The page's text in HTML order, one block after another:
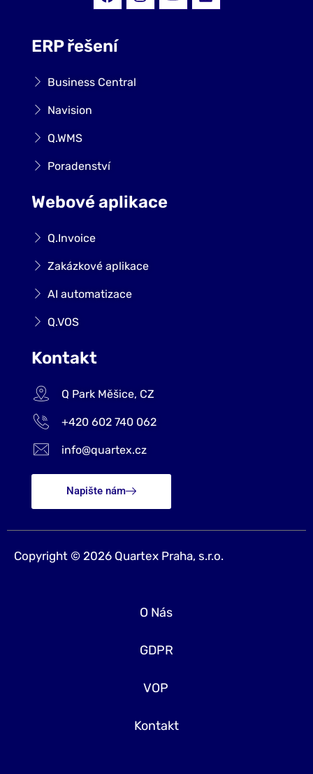
ERP řešení
Business Central
Navision
Q.WMS
Poradenství
Webové aplikace
Q.Invoice
Zakázkové aplikace
AI automatizace
Q.VOS
Kontakt
Q Park Měšice, CZ
+420 602 740 062
info@quartex.cz
Napište nám
Copyright © 2026 Quartex Praha, s.r.o.
O Nás
GDPR
VOP
Kontakt